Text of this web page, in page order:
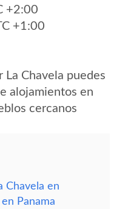
+2:00
+1:00
La Chavela puedes
alojamientos en
cercanos
Chavela en
Panama